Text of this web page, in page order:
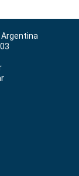
Argentina